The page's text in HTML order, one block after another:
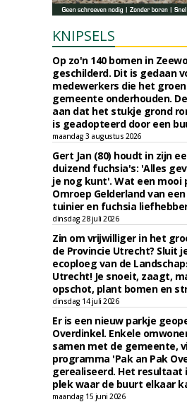
KNIPSELS
Op zo'n 140 bomen in
geschilderd. Dit is gedaan
medewerkers die het
gemeente onderhouden.
aan dat het stukje grond
is geadopteerd door een
maandag 3 augustus 2026
Gert Jan (80) houdt in zijn
duizend fuchsia's: 'Alles
je nog kunt'. Wat een mooi
Omroep Gelderland van
tuinier en fuchsia
dinsdag 28 juli 2026
Zin om vrijwilliger in het
de Provincie Utrecht? Sluit
ecoploeg van de
Utrecht! Je snoeit, zaagt,
opschot, plant bomen en
dinsdag 14 juli 2026
Er is een nieuw parkje
Overdinkel. Enkele
samen met de gemeente,
programma 'Pak an Pak
gerealiseerd. Het resultaat
plek waar de buurt elkaar
maandag 15 juni 2026